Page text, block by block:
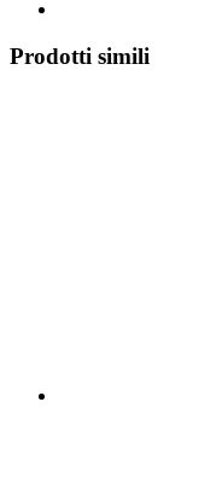
Prodotti simili